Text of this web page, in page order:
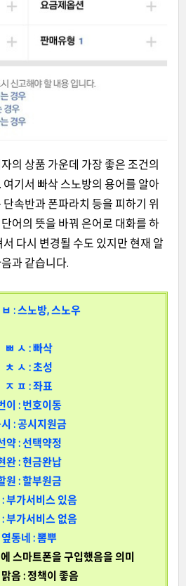
의 상품 가운데 가장 좋은 조건의
기서 빠삭 스노방의 용어를 알아
속반과 폰파라치 등을 피하기 위
어의 뜻을 바꿔 은어로 대화를 하
다시 변경될 수도 있지만 현재 알
과 같습니다.
ㅂ : 스노방, 스노우
ㅃ ㅅ : 빠삭
ㅊ ㅅ : 초성
ㅈ ㅍ : 좌표
이 : 번호이동
: 공시지원금
약 : 선택약정
완 : 현금완납
원 : 할부원금
부가서비스 있음
부가서비스 없음
옆동네 : 뽐뿌
스마트폰을 구입했음을 의미
음 : 정책이 좋음